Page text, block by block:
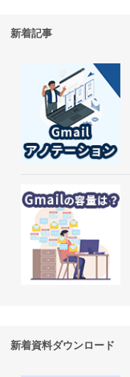
新着記事
新着資料ダウンロード